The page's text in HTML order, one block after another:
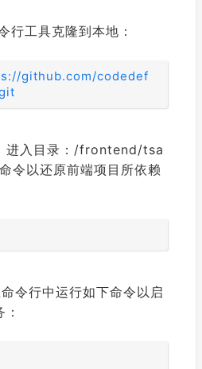
行工具克隆到本地：
github.com/codedef
进入目录：/frontend/tsa
令以还原前端项目所依赖
令行中运行如下命令以启